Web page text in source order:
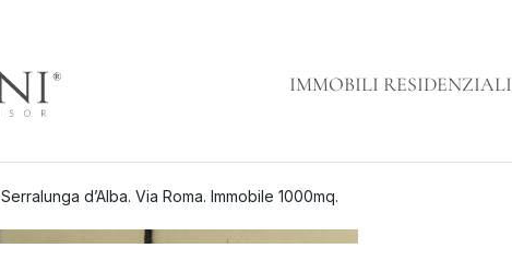
IMMOBILI RESIDENZIALI
Serralunga d’Alba. Via Roma. Immobile 1000mq.